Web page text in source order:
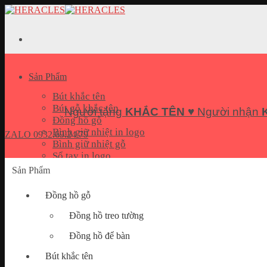
Skip
Sản Phẩm
Bút khắc tên
Bút gỗ khắc tên
Đồng hồ gỗ
Bình giữ nhiệt in logo
Bình giữ nhiệt gỗ
Sổ tay in logo
USB In logo
Móc khoá khắc tên
Hộp đựng name card
Quà tặng doanh nghiệp
Người tặng KHẮC TÊN ♥ Người nhận
ZALO 0932.69.24.79
Sản Phẩm
Đồng hồ gỗ
Đồng hồ treo tường
Đồng hồ để bàn
Bút khắc tên